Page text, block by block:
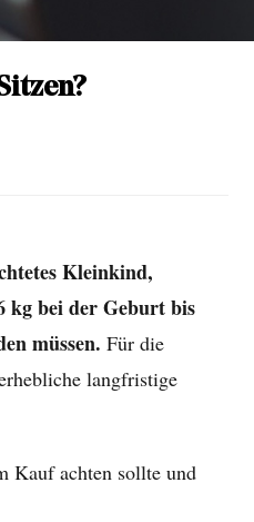
Kleinkind,
kg bei der Geburt bis
müssen. Für die
langfristige
Kauf achten sollte und